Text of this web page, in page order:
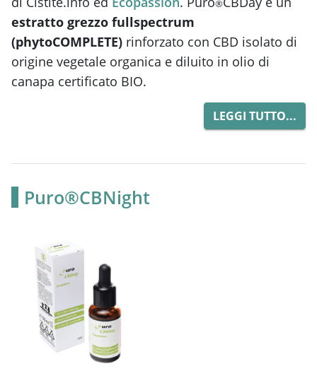
®
estratto grezzo fullspectrum
(phytoCOMPLETE) rinforzato con CBD isolato di
origine vegetale organica e diluito in olio di
canapa certificato BIO.
LEGGI TUTTO...
Puro®CBNight